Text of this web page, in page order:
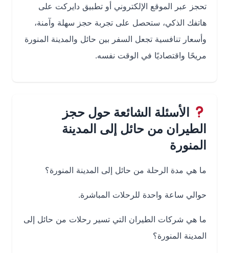
تحجز عبر الموقع الإلكتروني أو تطبيق دايركت على
هاتفك الذكي، ستحصل على تجربة حجز سهلة وآمنة،
وأسعار تنافسية تجعل السفر بين حائل والمدينة المنورة
مريحًا واقتصاديًا في الوقت نفسه.
الأسئلة الشائعة حول حجز
الطيران من حائل إلى المدينة
المنورة
ما هي مدة الرحلة من حائل إلى المدينة المنورة؟
حوالي ساعة واحدة للرحلات المباشرة.
ما هي شركات الطيران التي تسير رحلات من حائل إلى
المدينة المنورة؟